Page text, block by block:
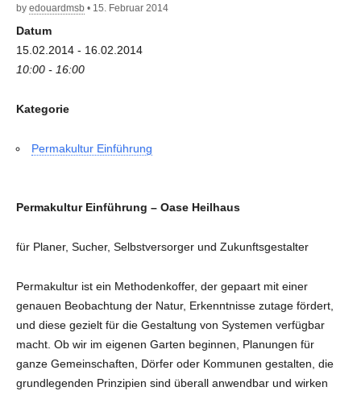
by edouardmsb • 15. Februar 2014
Datum
15.02.2014 - 16.02.2014
10:00 - 16:00
Kategorie
Permakultur Einführung
Permakultur Einführung – Oase Heilhaus
für Planer, Sucher, Selbstversorger und Zukunftsgestalter
Permakultur ist ein Methodenkoffer, der gepaart mit einer
genauen Beobachtung der Natur, Erkenntnisse zutage fördert,
und diese gezielt für die Gestaltung von Systemen verfügbar
macht. Ob wir im eigenen Garten beginnen, Planungen für
ganze Gemeinschaften, Dörfer oder Kommunen gestalten, die
grundlegenden Prinzipien sind überall anwendbar und wirken